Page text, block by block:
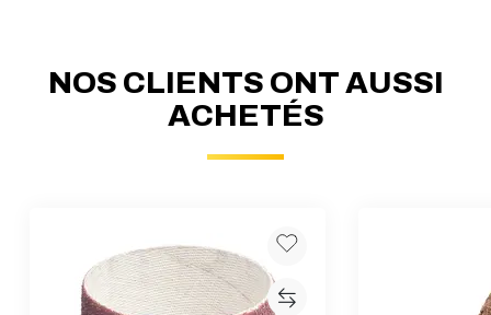
NOS CLIENTS ONT AUSSI
ACHETÉS